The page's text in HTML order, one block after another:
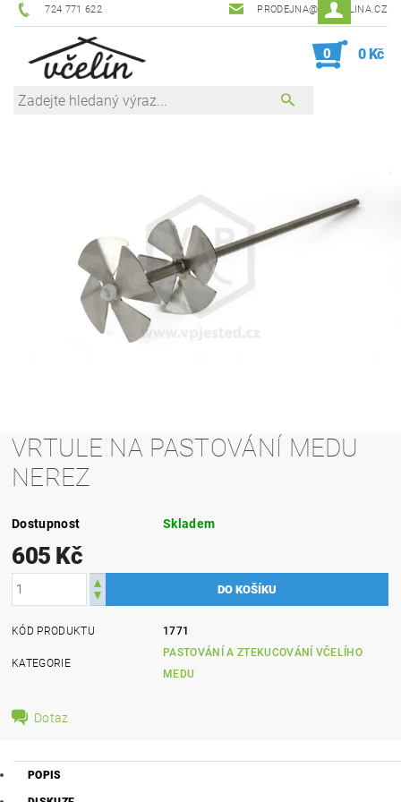
724 771 622 PRODEJNA@ZEVCELINA.CZ
0 0 Kč
VRTULE NA PASTOVÁNÍ MEDU
NEREZ
Dostupnost Skladem
605 Kč
KÓD PRODUKTU 1771
KATEGORIE
PASTOVÁNÍ A ZTEKUCOVÁNÍ VČELÍHO
MEDU
Dotaz
POPIS